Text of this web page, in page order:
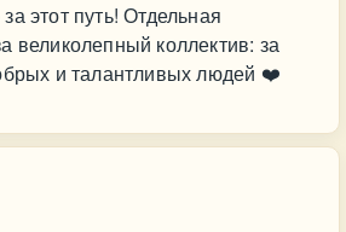
этот путь! Отдельная
великолепный коллектив: за
и талантливых людей ❤️